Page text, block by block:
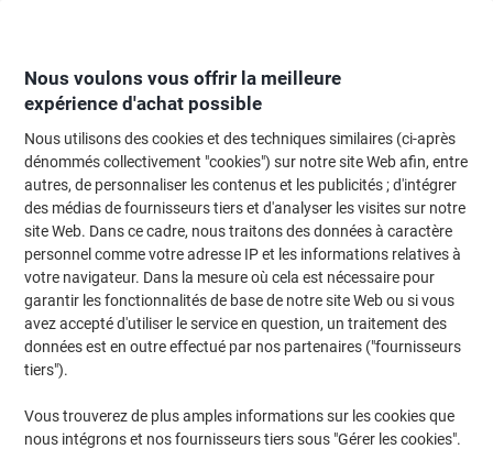
navigation
Page d'Accueil Moteur de recherche d'encre et toner
Trouvez rapidement les cartouches d'encre, toners ou
les étiquettes pour votre imprimante.
Sélectionner la marque, la gamme et le modèle
Canon
Nous voulons vous offrir la meilleure
expérience d'achat possible
Nous utilisons des cookies et des techniques similaires (ci-après
dénommés collectivement "cookies") sur notre site Web afin, entre
autres, de personnaliser les contenus et les publicités ; d'intégrer
des médias de fournisseurs tiers et d'analyser les visites sur notre
site Web. Dans ce cadre, nous traitons des données à caractère
personnel comme votre adresse IP et les informations relatives à
votre navigateur. Dans la mesure où cela est nécessaire pour
garantir les fonctionnalités de base de notre site Web ou si vous
avez accepté d'utiliser le service en question, un traitement des
données est en outre effectué par nos partenaires ("fournisseurs
tiers").
Vous trouverez de plus amples informations sur les cookies que
nous intégrons et nos fournisseurs tiers sous "Gérer les cookies".